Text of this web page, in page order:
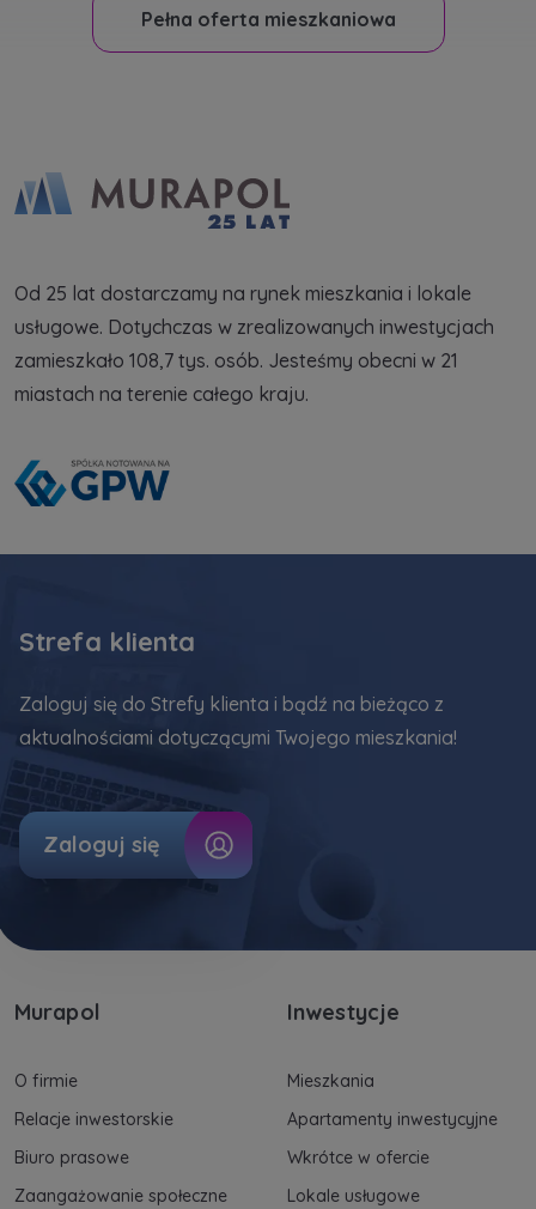
tym jak przetwarzamy dane, wykorzystujemy
Pełna oferta mieszkaniowa
Od 25 lat dostarczamy na rynek mieszkania i lokale
usługowe. Dotychczas w zrealizowanych inwestycjach
zamieszkało 108,7 tys. osób. Jesteśmy obecni w 21
miastach na terenie całego kraju.
Murapol
O firmie
Relacje inwestorskie
Biuro prasowe
Zaangażowanie społeczne
Inwestycje
Mieszkania
Apartamenty inwestycyjne
Wkrótce w ofercie
Lokale usługowe
Strefa klienta
Zaloguj się do Strefy klienta i bądź na bieżąco z
aktualnościami dotyczącymi Twojego mieszkania!
Zaloguj się